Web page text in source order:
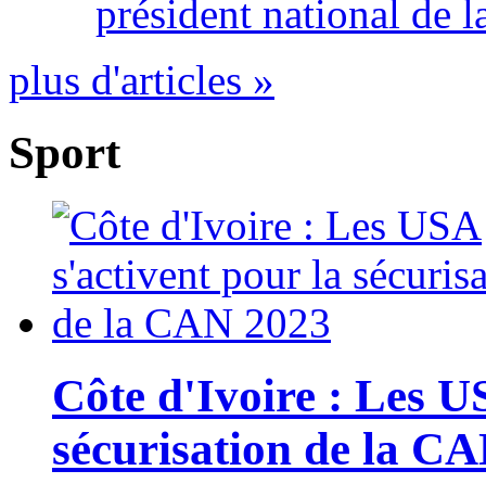
président national de
plus d'articles »
Sport
Côte d'Ivoire : Les
sécurisation de la